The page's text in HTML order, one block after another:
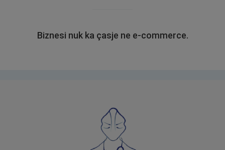
Biznesi nuk ka çasje ne e-commerce.